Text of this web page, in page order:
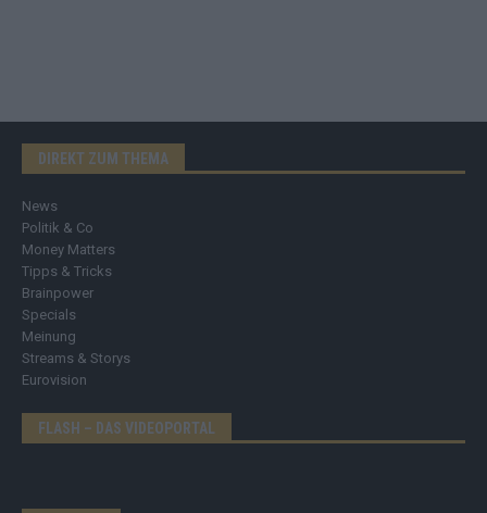
DIREKT ZUM THEMA
News
Politik & Co
Money Matters
Tipps & Tricks
Brainpower
Specials
Meinung
Streams & Storys
Eurovision
FLASH – DAS VIDEOPORTAL